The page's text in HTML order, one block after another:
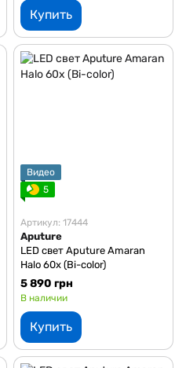
Купить
Видео
5
Артикул: 17444
Aputure
LED свет Aputure Amaran
Halo 60x (Bi-color)
5 890 грн
В наличии
Купить